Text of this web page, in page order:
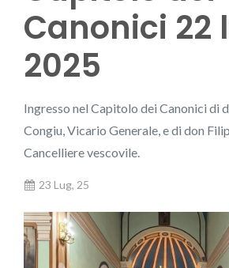
Canonici 22
2025
Ingresso nel Capitolo dei Canonici di
Congiu, Vicario Generale, e di don
Cancelliere vescovile.
23 Lug, 25